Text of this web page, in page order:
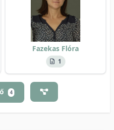
Fazekas Flóra
1
4